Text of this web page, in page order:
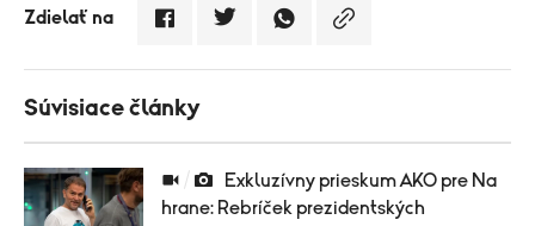
Zdielať na
Súvisiace články
hrane: Rebríček prezidentských